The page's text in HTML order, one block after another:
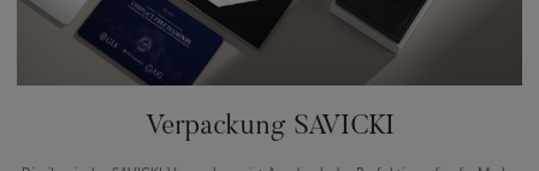
Verpackung SAVICKI